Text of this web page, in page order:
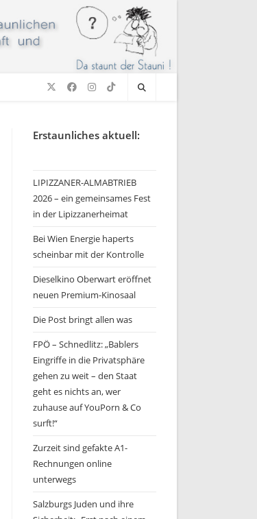
Erstaunliches aktuell:
LIPIZZANER-ALMABTRIEB
2026 – ein gemeinsames Fest
in der Lipizzanerheimat
Bei Wien Energie haperts
scheinbar mit der Kontrolle
Dieselkino Oberwart eröffnet
neuen Premium-Kinosaal
Die Post bringt allen was
FPÖ – Schnedlitz: „Bablers
Eingriffe in die Privatsphäre
gehen zu weit – den Staat
geht es nichts an, wer
zuhause auf YouPorn & Co
surft!“
Zurzeit sind gefakte A1-
Rechnungen online
unterwegs
Salzburgs Juden und ihre